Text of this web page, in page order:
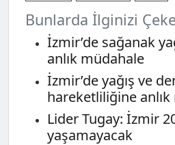
Bunlarda İlginizi
İzmir’de sağanak
anlık müdahale
İzmir’de yağış ve
hareketliliğine
Lider Tugay: İzmir
yaşamayacak